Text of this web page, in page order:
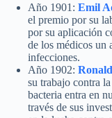
Año 1901: Emil
el premio por su
por su aplicación
de los médicos un
infecciones.
Año 1902:
su trabajo contra
bacteria entra en
través de sus